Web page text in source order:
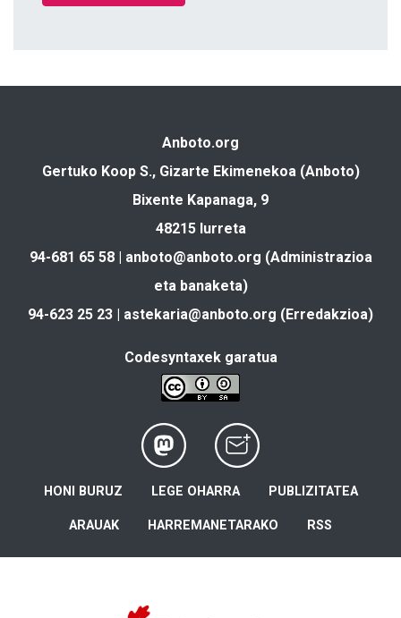
Anboto.org
Gertuko Koop S., Gizarte Ekimenekoa (Anboto)
Bixente Kapanaga, 9
48215 Iurreta
94-681 65 58 | anboto@anboto.org (Administrazioa
eta banaketa)
94-623 25 23 | astekaria@anboto.org (Erredakzioa)
Codesyntaxek garatua
HONI BURUZ LEGE OHARRA PUBLIZITATEA
ARAUAK HARREMANETARAKO RSS